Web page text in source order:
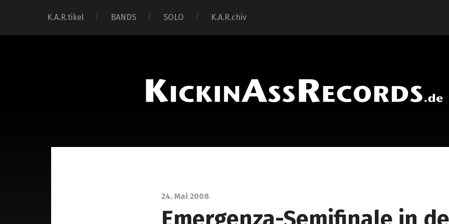
K.A.R.tikel BANDS SOLO K.A.R.chiv
24. Mai 2008